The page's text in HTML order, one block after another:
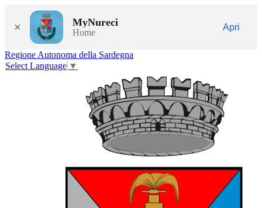
× MyNureci
Home
Apri
Regione Autonoma della Sardegna
Select Language ▼